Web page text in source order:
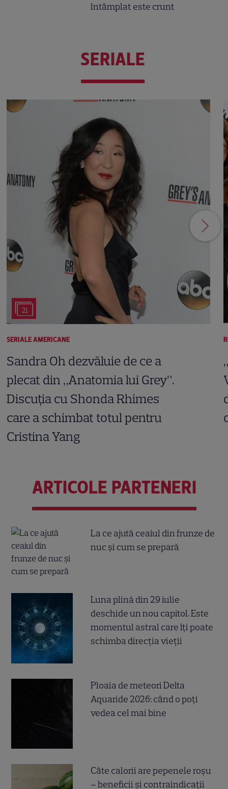
întâmplat este crunt
SERIALE
21
SERIALE AMERICANE
Sandra Oh dezvăluie de ce a
plecat din „Anatomia lui Grey”.
Discuția cu Shonda Rhimes
care a schimbat totul pentru
Cristina Yang
ARTICOLE PARTENERI
La ce ajută ceaiul din frunze de
nuc și cum se prepară
Luna plină din 29 iulie
deschide un nou capitol. Este
momentul astral care îți poate
schimba direcția vieții
Ploaia de meteori Delta
Aquaride 2026: când o poți
vedea cel mai bine
Câte calorii are pepenele roșu
– beneficii și contraindicații